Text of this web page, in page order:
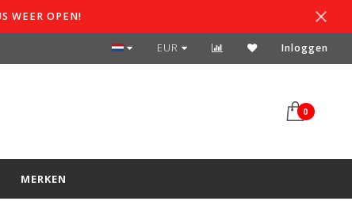
WEER OPEN!
SPAARSYSTEEM
EUR Inloggen
0
MERKEN